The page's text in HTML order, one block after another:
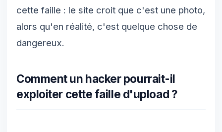
cette faille : le site croit que c'est une photo,
alors qu'en réalité, c'est quelque chose de
dangereux.
Comment un hacker pourrait-il
exploiter cette faille d'upload ?